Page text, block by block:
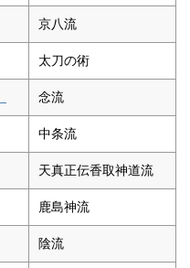
京八流
太刀の術
念流
中条流
天真正伝香取神道流
鹿島神流
陰流